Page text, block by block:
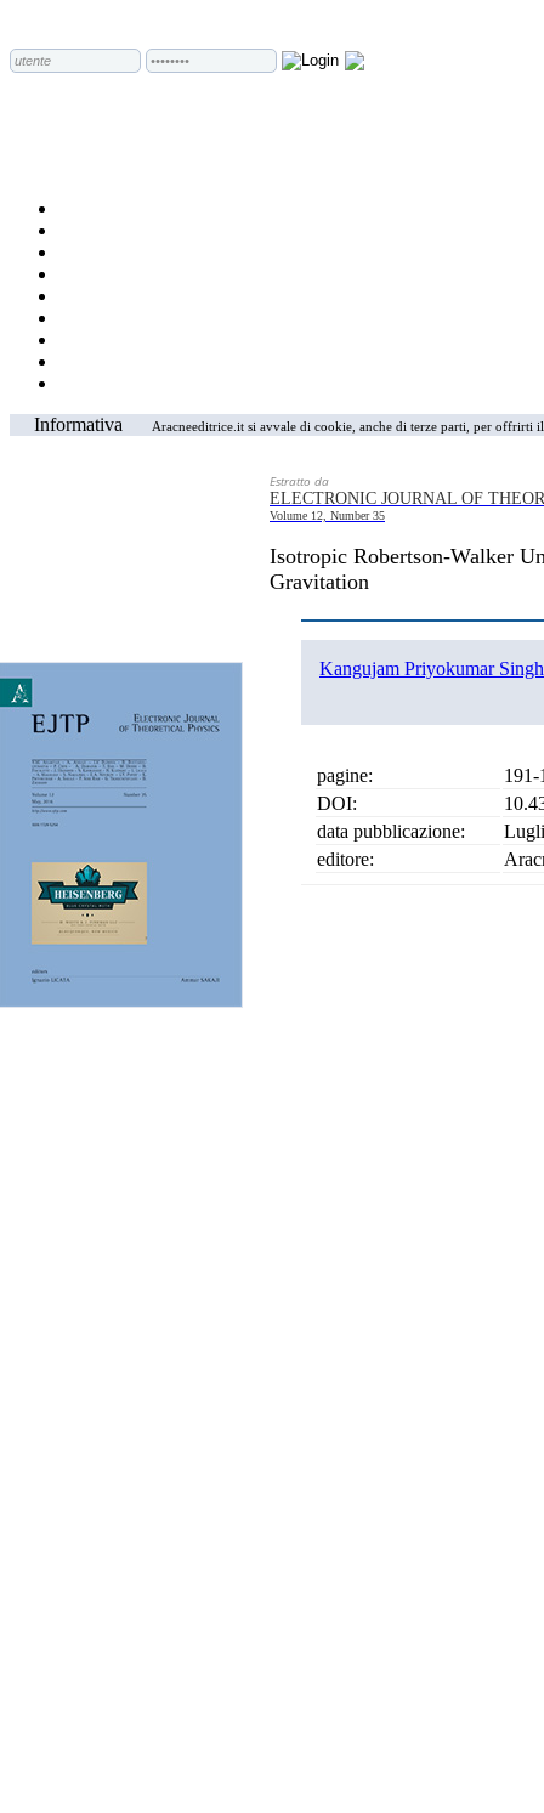
Informativa Aracneeditrice.it si avvale di cookie, anche di terze parti, per
Estratto da
ELECTRONIC JOURNAL OF
Volume 12, Number 35
Isotropic Robertson-Walker
Gravitation
Kangujam Priyokumar Singh
pagine:
191-
DOI:
data pubblicazione:
editore: